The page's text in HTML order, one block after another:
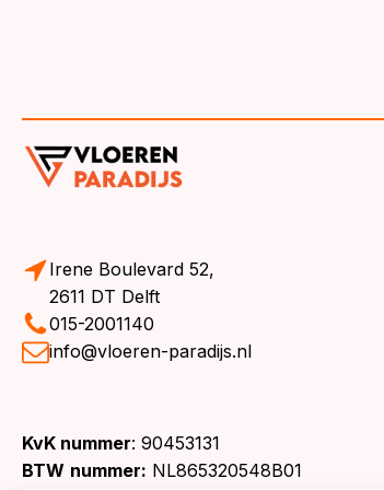
Irene Boulevard 52,
2611 DT Delft
015-2001140
info@vloeren-paradijs.nl
KvK nummer: 90453131
BTW nummer: NL865320548B01